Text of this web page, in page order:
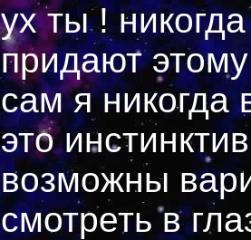
ух ты !
придают
сам я никогда
это
возможны
смотреть в